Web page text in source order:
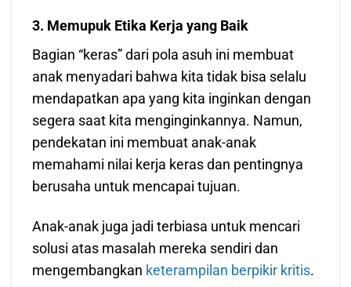
3. Memupuk Etika Kerja yang Baik
Bagian “keras” dari pola asuh ini membuat
anak menyadari bahwa kita tidak bisa selalu
mendapatkan apa yang kita inginkan dengan
segera saat kita menginginkannya. Namun,
pendekatan ini membuat anak-anak
memahami nilai kerja keras dan pentingnya
berusaha untuk mencapai tujuan.
Anak-anak juga jadi terbiasa untuk mencari
solusi atas masalah mereka sendiri dan
mengembangkan keterampilan berpikir kritis.